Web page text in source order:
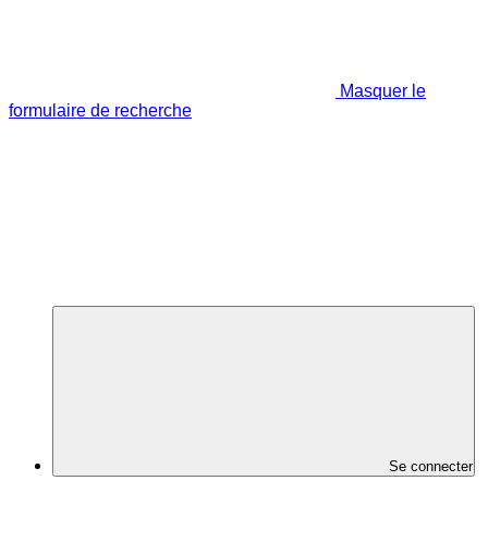
Masquer le
formulaire de recherche
Se connecter